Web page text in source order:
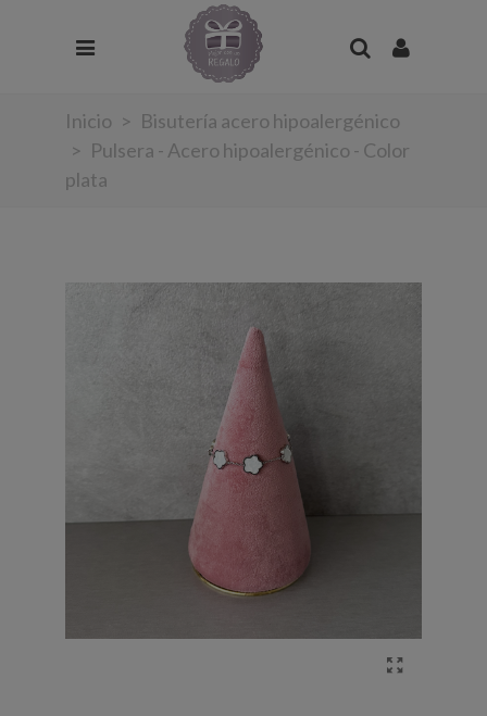
Inicio > Bisutería acero hipoalergénico
> Pulsera - Acero hipoalergénico - Color
plata